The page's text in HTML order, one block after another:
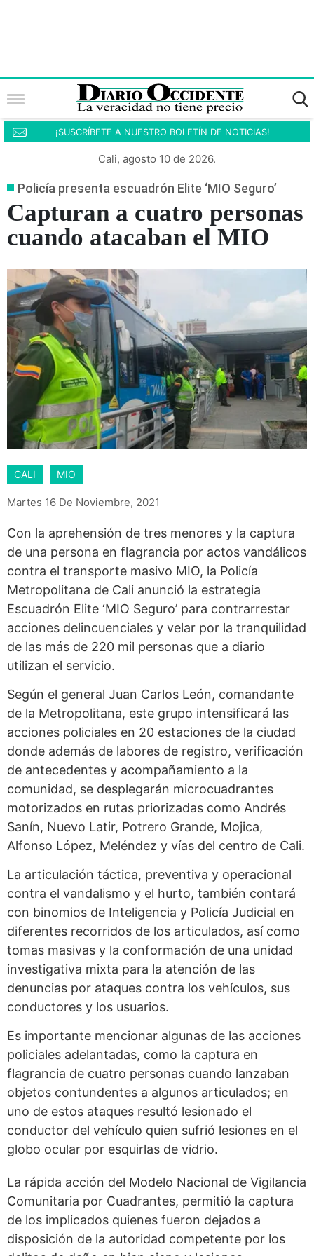
¡SUSCRÍBETE A NUESTRO BOLETÍN DE NOTICIAS!
Cali, agosto 10 de 2026.
Policía presenta escuadrón Elite ‘MIO Seguro’
Capturan a cuatro personas
cuando atacaban el MIO
CALI MIO
Martes 16 De Noviembre, 2021
Con la aprehensión de tres menores y la captura
de una persona en flagrancia por actos vandálicos
contra el transporte masivo MIO, la Policía
Metropolitana de Cali anunció la estrategia
Escuadrón Elite ‘MIO Seguro’ para contrarrestar
acciones delincuenciales y velar por la tranquilidad
de las más de 220 mil personas que a diario
utilizan el servicio.
Según el general Juan Carlos León, comandante
de la Metropolitana, este grupo intensificará las
acciones policiales en 20 estaciones de la ciudad
donde además de labores de registro, verificación
de antecedentes y acompañamiento a la
comunidad, se desplegarán microcuadrantes
motorizados en rutas priorizadas como Andrés
Sanín, Nuevo Latir, Potrero Grande, Mojica,
Alfonso López, Meléndez y vías del centro de Cali.
La articulación táctica, preventiva y operacional
contra el vandalismo y el hurto, también contará
con binomios de Inteligencia y Policía Judicial en
diferentes recorridos de los articulados, así como
tomas masivas y la conformación de una unidad
investigativa mixta para la atención de las
denuncias por ataques contra los vehículos, sus
conductores y los usuarios.
Es importante mencionar algunas de las acciones
policiales adelantadas, como la captura en
flagrancia de cuatro personas cuando lanzaban
objetos contundentes a algunos articulados; en
uno de estos ataques resultó lesionado el
conductor del vehículo quien sufrió lesiones en el
globo ocular por esquirlas de vidrio.
La rápida acción del Modelo Nacional de Vigilancia
Comunitaria por Cuadrantes, permitió la captura
de los implicados quienes fueron dejados a
disposición de la autoridad competente por los